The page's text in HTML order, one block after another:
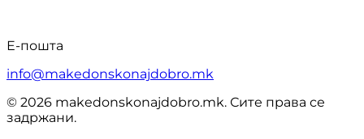
Е-пошта
info@makedonskonajdobro.mk
© 2026 makedonskonajdobro.mk. Сите права се
задржани.